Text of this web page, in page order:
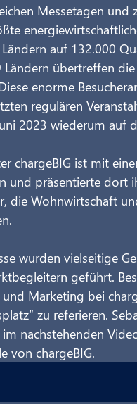
Messetagen und
auf 132.000
Ländern übertreffen
enorme
regulären
2023 wiederum auf
chargeBIG ist mit
und präsentierte
die Wohnwirtschaft
wurden vielseitige
geführt.
Marketing bei
zu referieren.
im nachstehenden
von chargeBIG.